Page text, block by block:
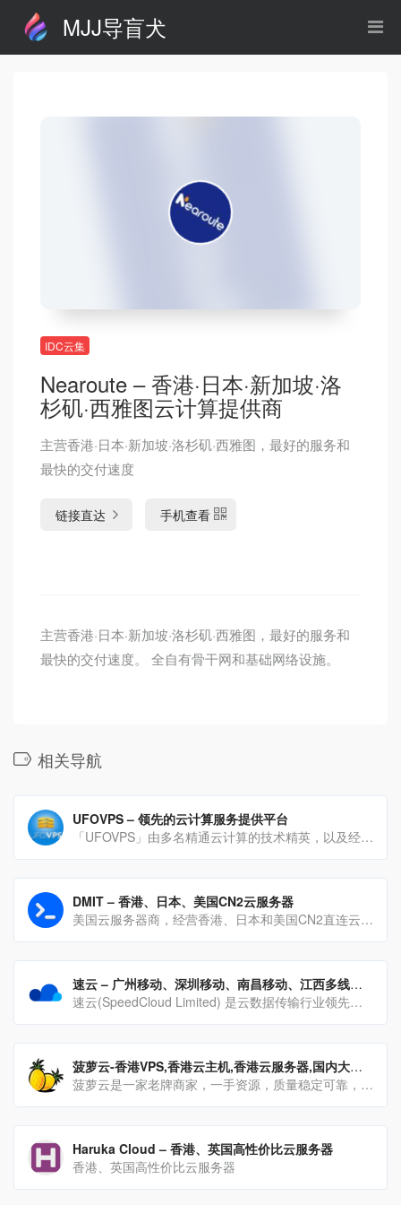
MJJ导盲犬
IDC云集
Nearoute – 香港·日本·新加坡·洛
杉矶·西雅图云计算提供商
主营香港·日本·新加坡·洛杉矶·西雅图，最好的服务和
最快的交付速度
链接直达 手机查看
主营香港·日本·新加坡·洛杉矶·西雅图，最好的服务和
最快的交付速度。 全自有骨干网和基础网络设施。
相关导航
UFOVPS – 领先的云计算服务提供平台
「UFOVPS」由多名精通云计算的技术精英，以及经验丰富的运营人士共同组建。大部分的人员都具有多年在云计算、网络安全、产品运营等领域的从业经验。
DMIT – 香港、日本、美国CN2云服务器
美国云服务器商，经营香港、日本和美国CN2直连云服务器实力派商家
速云 – 广州移动、深圳移动、南昌移动、江西多线服务器
速云(SpeedCloud Limited) 是云数据传输行业领先服务商。我们目前拥有多条点对点专线，其中包括中国大陆到香港、日本、韩国等地区。
菠萝云-香港VPS,香港云主机,香港云服务器,国内大带宽服务器
菠萝云是一家老牌商家，一手资源，质量稳定可靠，自营机柜支持免费切换机房
Haruka Cloud – 香港、英国高性价比云服务器
香港、英国高性价比云服务器